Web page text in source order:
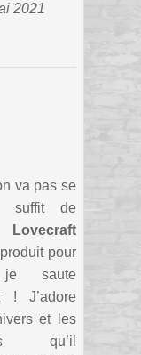
2021
va pas se
suffit de
Lovecraft
pour
saute
! J’adore
et les
qu’il